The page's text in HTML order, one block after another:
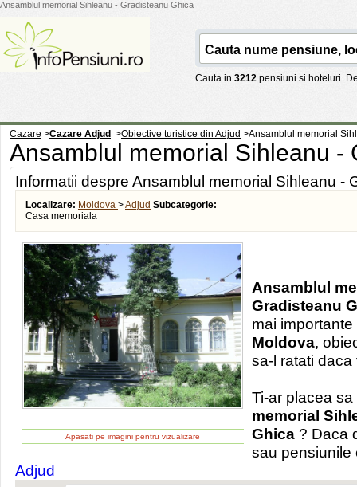
Ansamblul memorial Sihleanu - Gradisteanu Ghica
Cauta in 3212 pensiuni si hoteluri.
Cazare >Cazare Adjud >Obiective turistice din Adjud >Ansamblul memorial
Ansamblul memorial Sihleanu
Informatii despre Ansamblul memorial Sihleanu -
Localizare: Moldova >Adjud Subcategorie:
Casa memoriala
Apasati pe imagini pentru vizualizare
Ansamblul
Gradisteanu
mai
Moldova,
sa-l ratati
Ti-ar placea
memorial
Ghica ? Daca
sau
Adjud